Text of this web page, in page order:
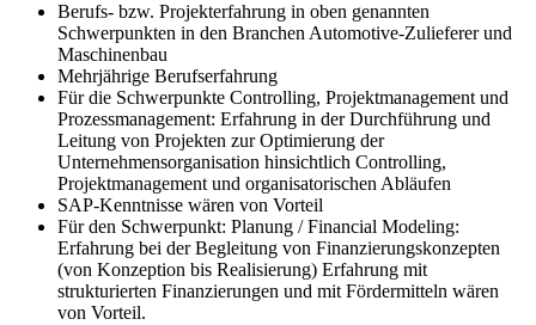
Berufs- bzw. Projekterfahrung in oben genannten
Schwerpunkten in den Branchen Automotive-Zulieferer und
Maschinenbau
Mehrjährige Berufserfahrung
Für die Schwerpunkte Controlling, Projektmanagement und
Prozessmanagement: Erfahrung in der Durchführung und
Leitung von Projekten zur Optimierung der
Unternehmensorganisation hinsichtlich Controlling,
Projektmanagement und organisatorischen Abläufen
SAP-Kenntnisse wären von Vorteil
Für den Schwerpunkt: Planung / Financial Modeling:
Erfahrung bei der Begleitung von Finanzierungskonzepten
(von Konzeption bis Realisierung) Erfahrung mit
strukturierten Finanzierungen und mit Fördermitteln wären
von Vorteil.